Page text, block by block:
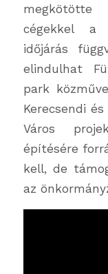
megkötötte
cégekkel a
időjárás
elindulhat
park
Kerecsendi
Város
építésére
kell, de
az